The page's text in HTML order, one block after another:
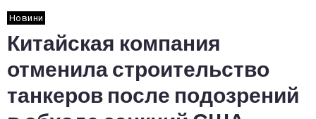
Новини
Китайская компания
отменила строительство
танкеров после подозрений